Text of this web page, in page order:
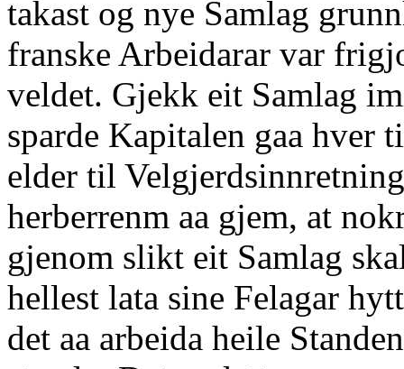
takast og nye Samlag
franske Arbeidarar var
veldet. Gjekk eit Samlag
sparde Kapitalen gaa hver
elder til
herberrenm aa gjem, at
gjenom slikt eit Samlag
hellest lata sine Felagar
det aa arbeida heile